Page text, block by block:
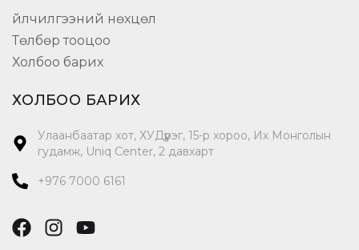
Үйлчилгээний нөхцөл
Төлбөр тооцоо
Холбоо барих
ХОЛБОО БАРИХ
Улаанбаатар хот, ХУДүүрэг, 15-р хороо, Их Монголын
гудамж, Uniq Center, 2 давхарт
+976 7000 6161